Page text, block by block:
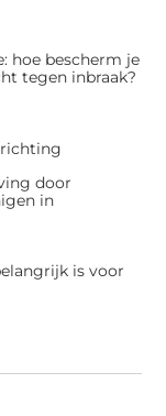
hoe bescherm je
tegen inbraak?
door
in
is voor